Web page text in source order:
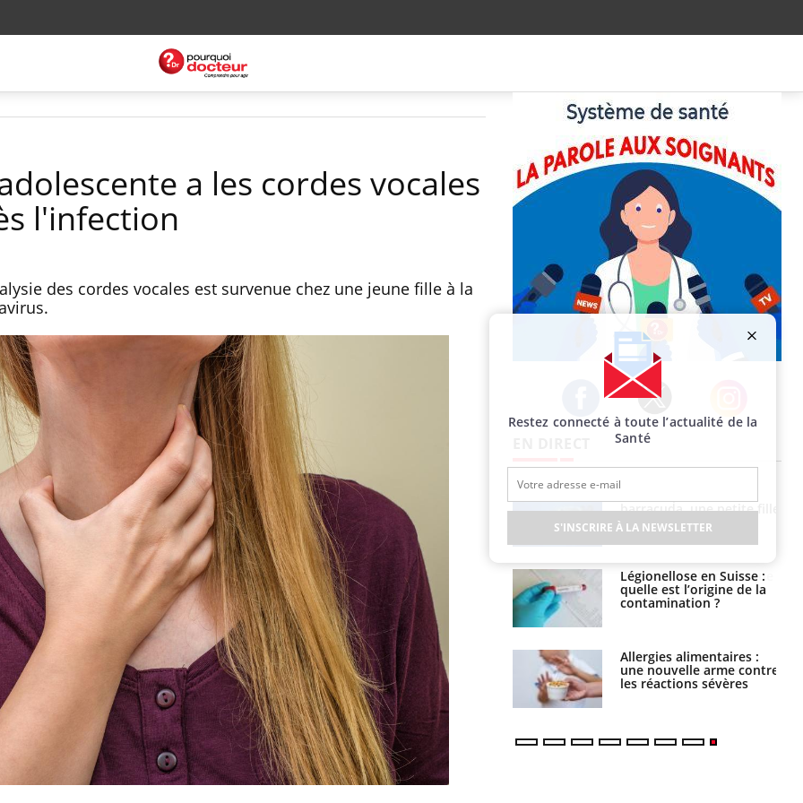
a les cordes vocales
l'infection
des cordes vocales est survenue chez une jeune fille à la
Facebook Twitter Instagram
Grossesse et chaleur : ce
que dit la science
Le smartphone nuit-il à
l'apprentissage de la
Mordue par une tique en
vacances, elle reste dans
le coma pendant 42 jours
Mordue par un
barracuda, une petite fille
secourue grâce à un
réflexe essentiel
Légionellose en Suisse :
quelle est l’origine de la
contamination ?
Allergies alimentaires :
une nouvelle arme contre
les réactions sévères
sommeil des enfants en
vacances ?
Bilan prévention : ce que
les kinés pourront
bientôt faire
TDAH : quel est ce
traitement autorisé aux
États-Unis ?
Restez connecté à toute l’actualité de la
Santé
S'INSCRIRE À LA NEWSLETTER